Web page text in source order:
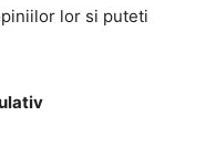
lor si puteti